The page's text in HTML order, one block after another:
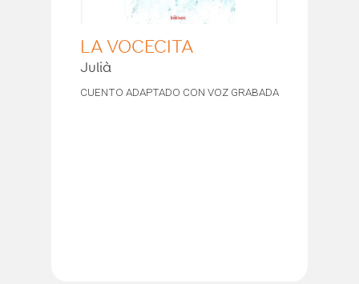
LA VOCECITA
Julià
CUENTO ADAPTADO CON VOZ GRABADA